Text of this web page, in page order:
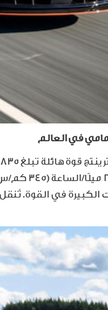
في العالم
835
ميلًا/الساعة (345 كم/س